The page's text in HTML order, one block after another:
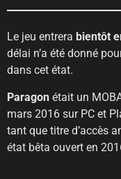
Le jeu entrera bientôt
délai n’a été donné
dans cet état.
Paragon était un
mars 2016 sur PC et
tant que titre d’accès
état bêta ouvert en